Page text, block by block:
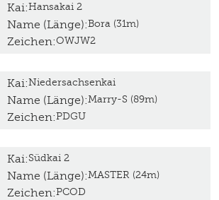
Kai:Hansakai 2
Name (Länge):Bora (31m)
Zeichen:OWJW2
Kai:Niedersachsenkai
Name (Länge):Marry-S (89m)
Zeichen:PDGU
Kai:Südkai 2
Name (Länge):MASTER (24m)
Zeichen:PCOD